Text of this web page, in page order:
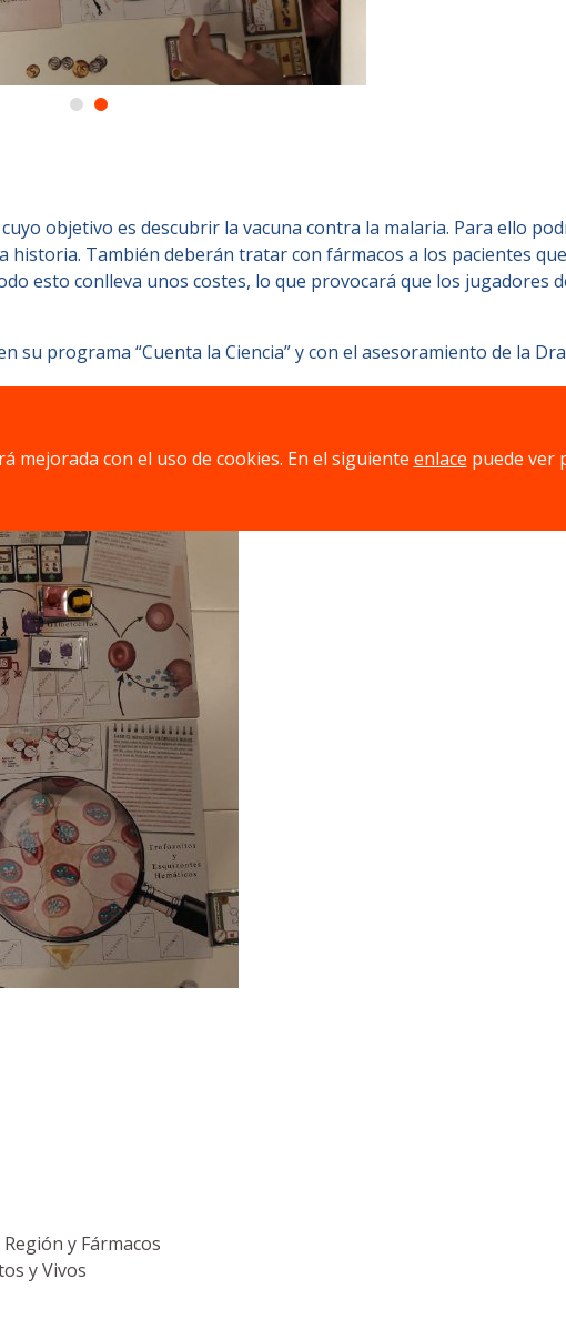
objetivo es descubrir la vacuna contra la malaria. Para ello
También deberán tratar con fármacos a los pacientes
esto conlleva unos costes, lo que provo­cará que los jugadores
su programa “Cuenta la Ciencia” y con el asesoramiento de la
y Fármacos
y Vivos
mejorada con el uso de cookies. En el siguiente enlace puede ver